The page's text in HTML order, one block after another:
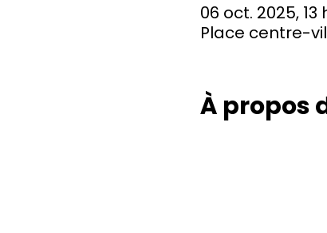
06 oct. 2025, 13
Place centre-
À propos